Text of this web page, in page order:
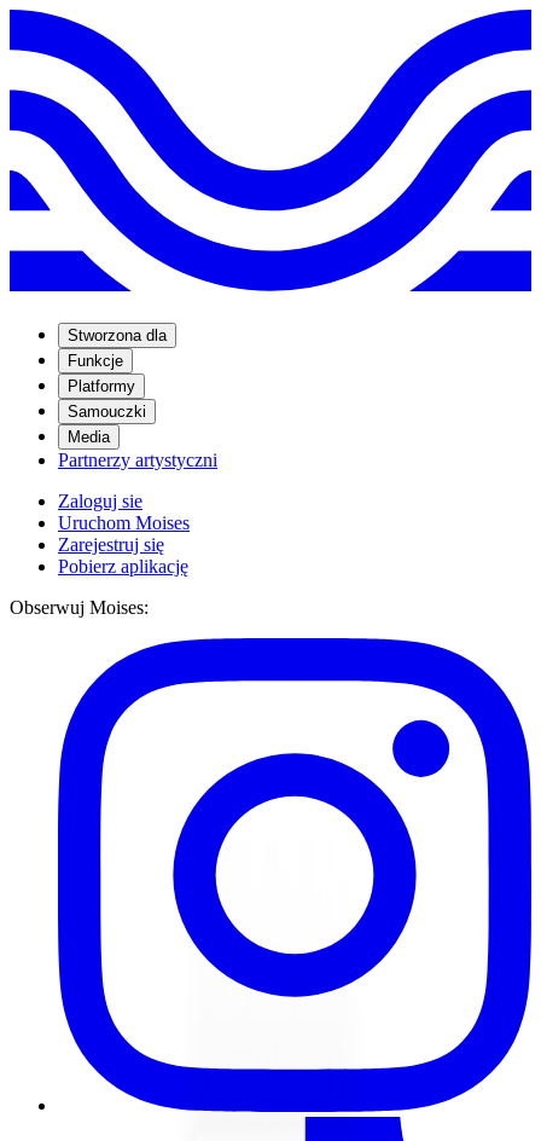
Stworzona dla
Funkcje
Platformy
Samouczki
Media
Partnerzy artystyczni
Zaloguj sie
Uruchom Moises
Zarejestruj się
Pobierz aplikację
Obserwuj Moises: